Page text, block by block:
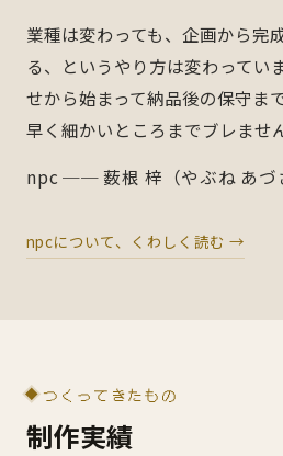
業種は変わっても、企画から完
る、というやり方は変わってい
せから始まって納品後の保守ま
早く細かいところまでブレませ
npc ── 薮根 梓（やぶね あづ
npcについて、くわしく読む →
つくってきたもの
制作実績